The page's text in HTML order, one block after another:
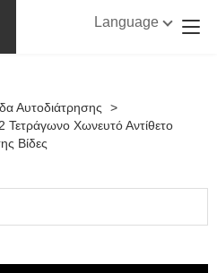
Language
Αυτοδιάτρησης
>
Χωνευτό Αντίθετο
Βίδες